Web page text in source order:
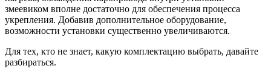
змеевиком вполне достаточно для обеспечения процесса
укрепления. Добавив дополнительное оборудование,
возможности установки существенно увеличиваются.
Для тех, кто не знает, какую комплектацию выбрать, давайте
разбираться.